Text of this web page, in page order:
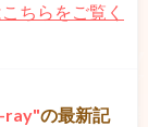
ちらをご覧く
ray の最新記